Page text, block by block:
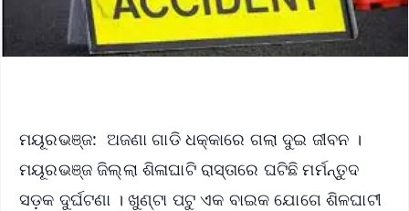
ମୟୂରଭଞ୍ଜ: ଅଜଣା ଗାଡି ଧକ୍କାରେ ଗଲା ଦୁଇ ଜୀବନ ।
ମୟୂରଭଞ୍ଜ ଜିଲ୍ଲା ଶିଳାଘାଟି ରାସ୍ତାରେ ଘଟିଛି ମର୍ମନ୍ତୁଦ
ସଡ଼କ ଦୁର୍ଘଟଣା । ଖୁଣ୍ଟା ପଟୁ ଏକ ବାଇକ ଯୋଗେ ଶିଳଘାଟୀ